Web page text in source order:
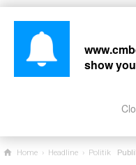
Home › Headline › Politik Publik
show